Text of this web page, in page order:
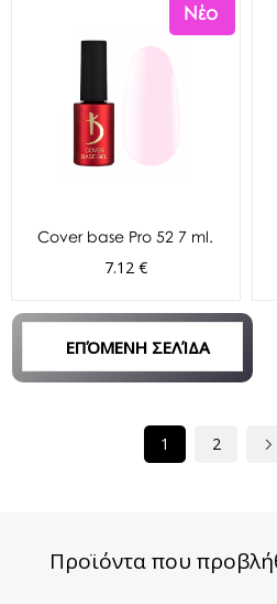
Νέο
Cover base Pro 52 7 ml.
7.12 €
ΕΠΌΜΕΝΗ ΣΕΛΊΔΑ
1 2
Προϊόντα που